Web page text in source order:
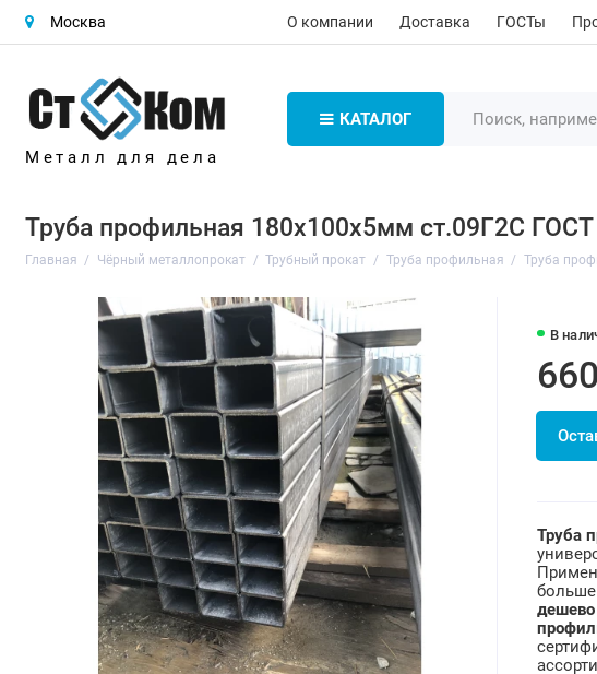
Москва О компании Доставка ГОСТы
Металл для дела
КАТАЛОГ
Труба профильная 180х100х5мм ст.09Г2С
Главная Чёрный металлопрокат Трубный прокат Труба профильная Труба
В
Труба
дешево